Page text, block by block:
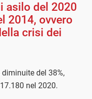
asilo del 2020
2014, ovvero
crisi dei
del 38%,
nel 2020.